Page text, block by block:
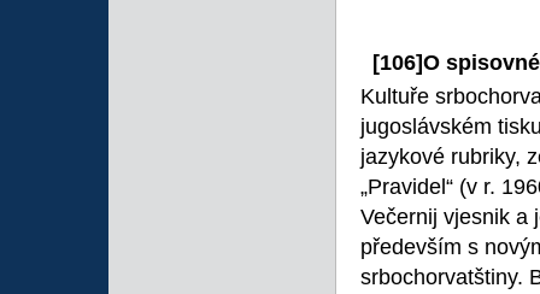
[106]O
Kultuře
jugoslávském
jazykové rubriky,
„Pravidel“ (v r.
Večernij vjesnik a
především s
srbochorvatštiny.